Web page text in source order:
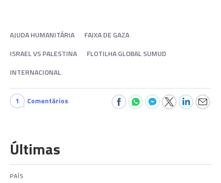
AJUDA HUMANITÁRIA
FAIXA DE GAZA
ISRAEL VS PALESTINA
FLOTILHA GLOBAL SUMUD
INTERNACIONAL
1 Comentários
Últimas
PAÍS